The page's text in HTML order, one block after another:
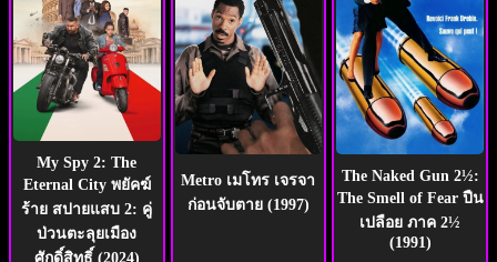
My Spy 2: The
Eternal City พยัคฆ์
ร้าย สปายแสบ 2: คู่
ป่วนตะลุยเมือง
ศักดิ์สิทธิ์ (2024)
Metro เมโทร เจรจา
ก่อนจับตาย (1997)
The Naked Gun 2½:
The Smell of Fear ปืน
เปลือย ภาค 2½
(1991)